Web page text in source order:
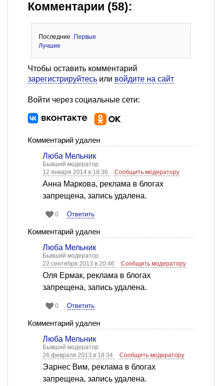
Комментарии (58):
Последние
Первые
Лучшие
Чтобы оставить комментарий
зарегистрируйтесь или войдите на сайт
Войти через социальные сети:
Комментарий удален
Люба Мельник
Бывший модератор
12 января 2014 в 18:36
Сообщить модератору
Анна Маркова, реклама в блогах
запрещена, запись удалена.
0 Ответить
Комментарий удален
Люба Мельник
Бывший модератор
22 сентября 2013 в 20:46
Сообщить модератору
Оля Ермак, реклама в блогах
запрещена, запись удалена.
0 Ответить
Комментарий удален
Люба Мельник
Бывший модератор
26 февраля 2013 в 18:34
Сообщить модератору
Эарнес Вим, реклама в блогах
запрещена, запись удалена.